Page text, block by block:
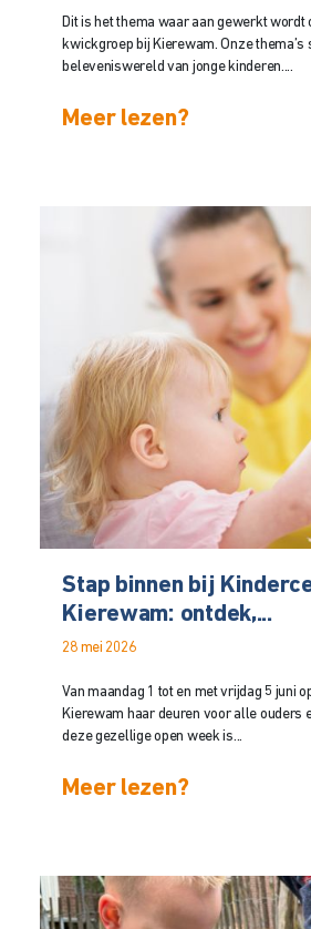
Dit is het thema waar aan gewerkt wordt
kwickgroep bij Kierewam. Onze thema’s
beleveniswereld van jonge kinderen....
Meer lezen?
Stap binnen bij
Kierewam: ontdek,...
28 mei 2026
Van maandag 1 tot en met vrijdag 5 juni
Kierewam haar deuren voor alle ouders
deze gezellige open week is...
Meer lezen?